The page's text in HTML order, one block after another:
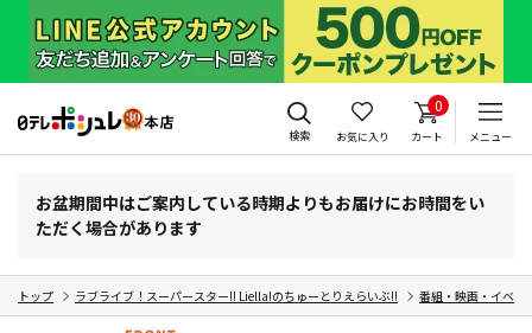
検索 お気に入り
0
カート メニュー
お盆期間中はご案内している時期よりもお届けにお時間をい
ただく場合があります
トップ ラブライブ！スーパースター!! Liella!のちゅーとりえらいぶ!! 番組・映画・イベン